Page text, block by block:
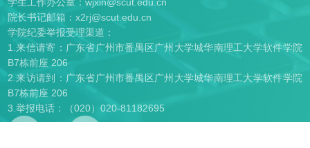
院长书记邮箱：x2rj@scut.edu.cn
学院纪委举报受理渠道：
1.来信请寄：广东省广州市番禺区广州大学城华南理工大学软件学院
B7栋前座 206
2.来访请到：广东省广州市番禺区广州大学城华南理工大学软件学院
B7栋前座 206
3.举报电话：（020）020-81182695